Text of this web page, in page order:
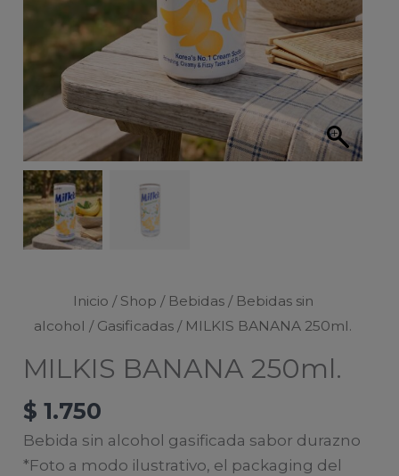
Inicio / Shop / Bebidas/ Bebidas sin
alcohol / Gasificadas / MILKIS BANANA 250ml.
MILKIS BANANA 250ml.
$ 1.750
Bebida sin alcohol gasificada sabor durazno
*Foto a modo ilustrativo, el packaging del